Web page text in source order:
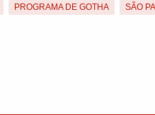
PROGRAMA DE GOTHA
SÃO